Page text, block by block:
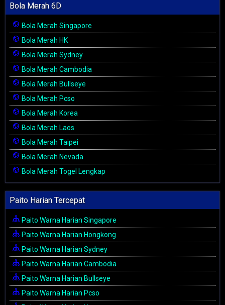
Bola Merah 6D
Bola Merah Singapore
Bola Merah HK
Bola Merah Sydney
Bola Merah Cambodia
Bola Merah Bullseye
Bola Merah Pcso
Bola Merah Korea
Bola Merah Laos
Bola Merah Taipei
Bola Merah Nevada
Bola Merah Togel Lengkap
Paito Harian Tercepat
Paito Warna Harian Singapore
Paito Warna Harian Hongkong
Paito Warna Harian Sydney
Paito Warna Harian Cambodia
Paito Warna Harian Bullseye
Paito Warna Harian Pcso